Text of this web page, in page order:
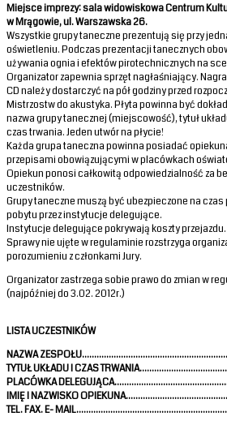
Miejsce imprezy: sala widowiskowa Centrum
w Mrągowie, ul. Warszawska 26.
Wszystkie grupy taneczne prezentują się przy
oświetleniu. Podczas prezentacji tanecznych
używania ognia i efektów pirotechnicznych na
Organizator zapewnia sprzęt nagłaśniający.
CD należy dostarczyć na pół godziny przed
Mistrzostw do akustyka. Płyta powinna być
nazwa grupy tanecznej (miejscowość), tytuł
czas trwania. Jeden utwór na płycie!
Każda grupa taneczna powinna posiadać
przepisami obowiązującymi w placówkach
Opiekun ponosi całkowitą odpowiedzialność za
uczestników.
Grupy taneczne muszą być ubezpieczone na czas
pobytu przez instytucje delegujące.
Instytucje delegujące pokrywają koszty przejazdu.
Sprawy nie ujęte w regulaminie rozstrzyga
porozumieniu z członkami Jury.
Organizator zastrzega sobie prawo do zmian w
(najpóźniej do 3.02. 2012r.)
LISTA UCZESTNIKÓW
NAZWA ZESPOŁU………………………
TYTUŁ UKŁADU I CZAS
PLACÓWKA
IMIĘ I NAZWISKO
TEL. FAX. E-